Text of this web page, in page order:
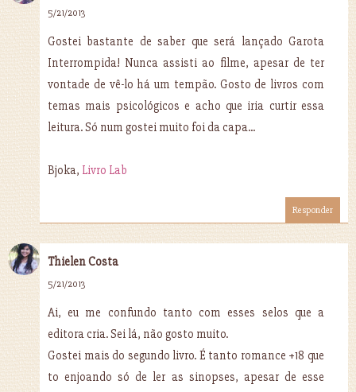
5/21/2013
Gostei bastante de saber que será lançado Garota
Interrompida! Nunca assisti ao filme, apesar de ter
vontade de vê-lo há um tempão. Gosto de livros com
temas mais psicológicos e acho que iria curtir essa
leitura. Só num gostei muito foi da capa...
Bjoka, Livro Lab
Responder
Thielen Costa
5/21/2013
Ai, eu me confundo tanto com esses selos que a
editora cria. Sei lá, não gosto muito.
Gostei mais do segundo livro. É tanto romance +18 que
to enjoando só de ler as sinopses, apesar de esse